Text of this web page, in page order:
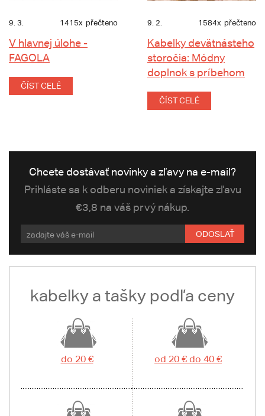
9. 3. 1415x přečteno
V hlavnej úlohe -
FAGOLA
ČÍST CELÉ
9. 2. 1584x přečteno
Kabelky devätnásteho
storočia: Módny
doplnok s príbehom
ČÍST CELÉ
Chcete dostávať novinky a zľavy na e-mail?
Prihláste sa k odberu noviniek a získajte zľavu
€3,8 na váš prvý nákup.
ODOSLAŤ
kabelky a tašky podľa ceny
do 20 € od 20 € do 40 €